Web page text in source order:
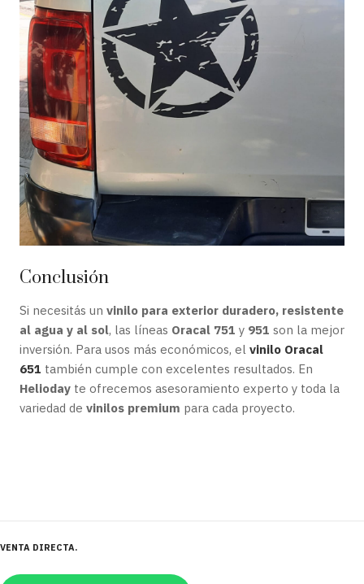
Conclusión
Si necesitás un vinilo para exterior duradero, resistente
al agua y al sol, las líneas Oracal 751 y 951 son la mejor
inversión. Para usos más económicos, el vinilo Oracal
651 también cumple con excelentes resultados. En
Helioday te ofrecemos asesoramiento experto y toda la
variedad de vinilos premium para cada proyecto.
VENTA DIRECTA